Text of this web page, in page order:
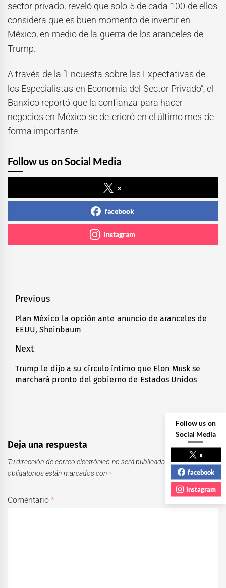
sector privado, reveló que solo 5 de cada 100 de ellos
considera que es buen momento de invertir en
México, en medio de la guerra de los aranceles de
Trump.
A través de la “Encuesta sobre las Expectativas de
los Especialistas en Economía del Sector Privado”, el
Banxico reportó que la confianza para hacer
negocios en México se deterioró en el último mes de
forma importante.
Follow us on Social Media
x
facebook
instagram
Navegación
de
entradas
Previous
Previous
post:
Plan México la opción ante anuncio de aranceles de
EEUU, Sheinbaum
Next
Next
post:
Trump le dijo a su círculo íntimo que Elon Musk se
marchará pronto del gobierno de Estados Unidos
Deja una respuesta
Tu dirección de correo electrónico no será publicada.
Los campos
obligatorios están marcados con *
Comentario*
Follow us on
Social Media
x
facebook
instagram